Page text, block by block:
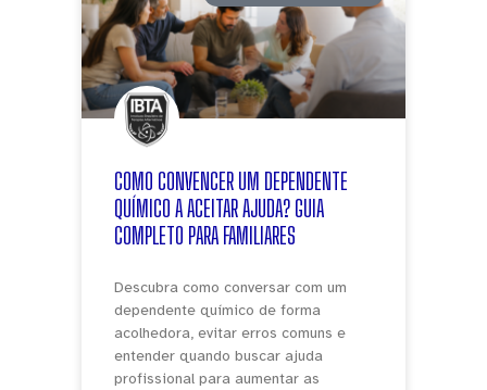
COMO CONVENCER UM DEPENDENTE
QUÍMICO A ACEITAR AJUDA? GUIA
COMPLETO PARA FAMILIARES
Descubra como conversar com um
dependente químico de forma
acolhedora, evitar erros comuns e
entender quando buscar ajuda
profissional para aumentar as